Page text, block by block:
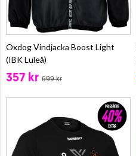
Oxdog Vindjacka Boost Light
(IBK Luleå)
357 kr 699 kr